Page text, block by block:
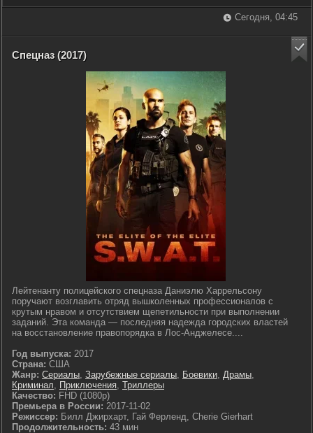
Сегодня, 04:45
Спецназ (2017)
Лейтенанту полицейского спецназа Даниэлю Харрельсону
поручают возглавить отряд вышколенных профессионалов с
крутым нравом и отсутствием щепетильности при выполнении
заданий. Эта команда — последняя надежда городских властей
на восстановление правопорядка в Лос-Анджелесе....
Год выпуска: 2017
Страна: США
Жанр: Сериалы, Зарубежные сериалы, Боевики, Драмы,
Криминал, Приключения, Триллеры
Качество: FHD (1080p)
Премьера в России: 2017-11-02
Режиссер: Билл Джирхарт, Гай Ферленд, Cherie Gierhart
Продолжительность: 43 мин